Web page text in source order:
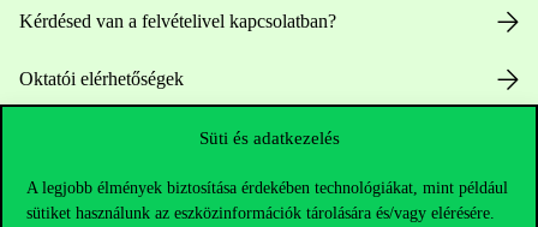
Süti és adatkezelés
A legjobb élmények biztosítása érdekében technológiákat, mint például
sütiket használunk az eszközinformációk tárolására és/vagy elérésére.
Kérdésed van a felvételivel kapcsolatban?
Oktatói elérhetőségek
HUB jelenlegi hallgatóinknak
Sajtó:press@uni-corvinus.hu